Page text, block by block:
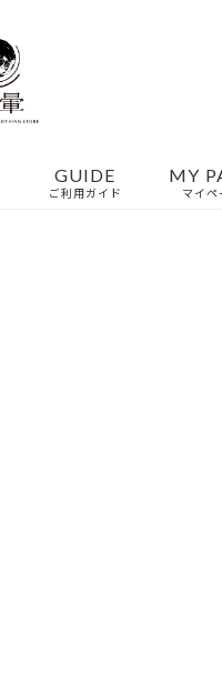
GUIDE
ご利用ガイド
MY
マイペ